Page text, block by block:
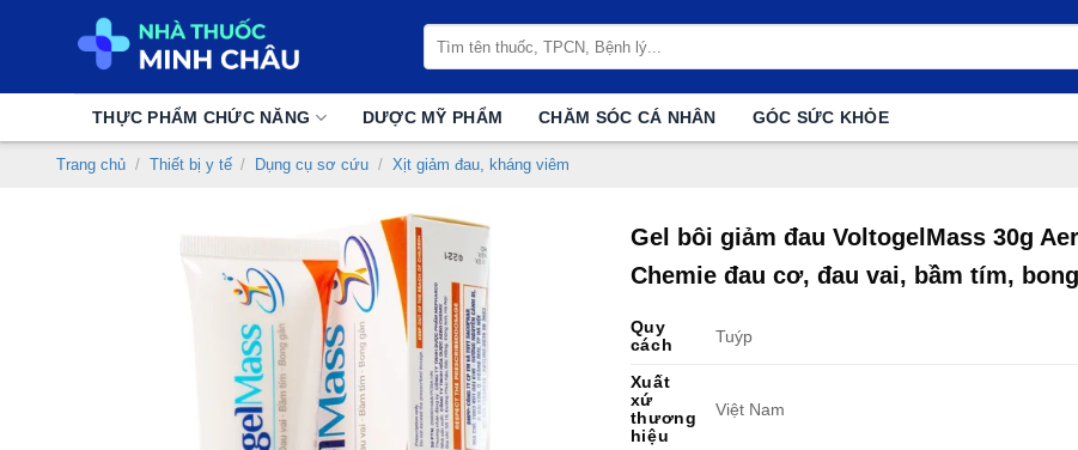
kiếm:
THỰC PHẨM CHỨC NĂNG DƯỢC MỸ PHẨM CHĂM SÓC CÁ NHÂN GÓC SỨC KHỎE
Trang chủ / Thiết bị y tế / Dụng cụ sơ cứu / Xịt giảm đau, kháng viêm
Gel bôi giảm đau VoltogelMass 30g
Chemie đau cơ, đau vai, bầm tím,
Quy
cách
Tuýp
Xuất
xứ
thương
hiệu
Việt Nam